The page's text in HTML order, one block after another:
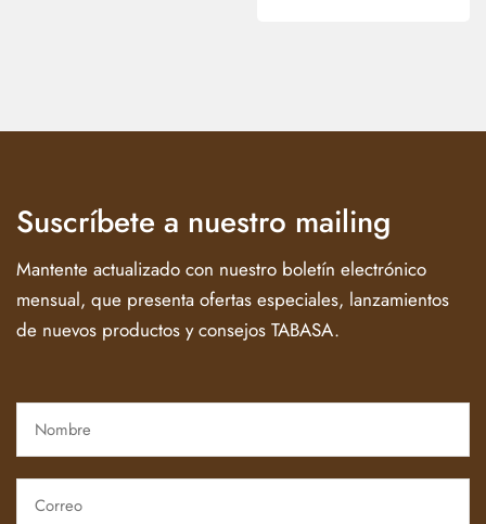
Suscríbete a nuestro mailing
Mantente actualizado con nuestro boletín electrónico
mensual, que presenta ofertas especiales, lanzamientos
de nuevos productos y consejos TABASA.